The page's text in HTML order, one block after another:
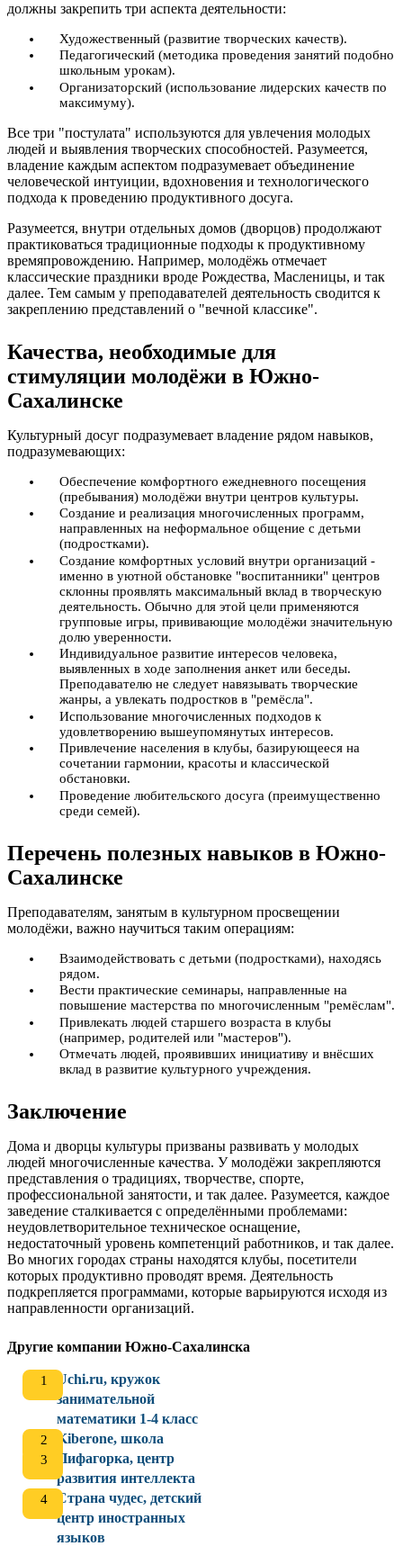
должны закрепить три аспекта деятельности:
Художественный (развитие творческих качеств).
Педагогический (методика проведения занятий подобно
школьным урокам).
Организаторский (использование лидерских качеств по
максимуму).
Все три "постулата" используются для увлечения молодых
людей и выявления творческих способностей. Разумеется,
владение каждым аспектом подразумевает объединение
человеческой интуиции, вдохновения и технологического
подхода к проведению продуктивного досуга.
Разумеется, внутри отдельных домов (дворцов) продолжают
практиковаться традиционные подходы к продуктивному
времяпровождению. Например, молодёжь отмечает
классические праздники вроде Рождества, Масленицы, и так
далее. Тем самым у преподавателей деятельность сводится к
закреплению представлений о "вечной классике".
Качества, необходимые для
стимуляции молодёжи в Южно-
Сахалинске
Культурный досуг подразумевает владение рядом навыков,
подразумевающих:
Обеспечение комфортного ежедневного посещения
(пребывания) молодёжи внутри центров культуры.
Создание и реализация многочисленных программ,
направленных на неформальное общение с детьми
(подростками).
Создание комфортных условий внутри организаций -
именно в уютной обстановке "воспитанники" центров
склонны проявлять максимальный вклад в творческую
деятельность. Обычно для этой цели применяются
групповые игры, прививающие молодёжи значительную
долю уверенности.
Индивидуальное развитие интересов человека,
выявленных в ходе заполнения анкет или беседы.
Преподавателю не следует навязывать творческие
жанры, а увлекать подростков в "ремёсла".
Использование многочисленных подходов к
удовлетворению вышеупомянутых интересов.
Привлечение населения в клубы, базирующееся на
сочетании гармонии, красоты и классической
обстановки.
Проведение любительского досуга (преимущественно
среди семей).
Перечень полезных навыков в Южно-
Сахалинске
Преподавателям, занятым в культурном просвещении
молодёжи, важно научиться таким операциям:
Взаимодействовать с детьми (подростками), находясь
рядом.
Вести практические семинары, направленные на
повышение мастерства по многочисленным "ремёслам".
Привлекать людей старшего возраста в клубы
(например, родителей или "мастеров").
Отмечать людей, проявивших инициативу и внёсших
вклад в развитие культурного учреждения.
Заключение
Дома и дворцы культуры призваны развивать у молодых
людей многочисленные качества. У молодёжи закрепляются
представления о традициях, творчестве, спорте,
профессиональной занятости, и так далее. Разумеется, каждое
заведение сталкивается с определёнными проблемами:
неудовлетворительное техническое оснащение,
недостаточный уровень компетенций работников, и так далее.
Во многих городах страны находятся клубы, посетители
которых продуктивно проводят время. Деятельность
подкрепляется программами, которые варьируются исходя из
направленности организаций.
Другие компании Южно-Сахалинска
Uchi.ru, кружок
занимательной
математики 1-4 класс
Kiberone, школа
Пифагорка, центр
развития интеллекта
Страна чудес, детский
центр иностранных
языков